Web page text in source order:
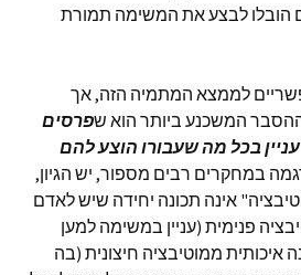
הובלו לבצע את המשימה תמורת
לממצא המתמיה הזה, אך
ההסבר המשכנע ביותר הוא שפרסים
בכל מה שעבורו הוצע להם
במחקרים רבים מספור, יש הגיון,
אינה תכונה יחידה שיש לאדם
פנימית (עניין במשימה למען
ממוטיבציה חיצונית (בה